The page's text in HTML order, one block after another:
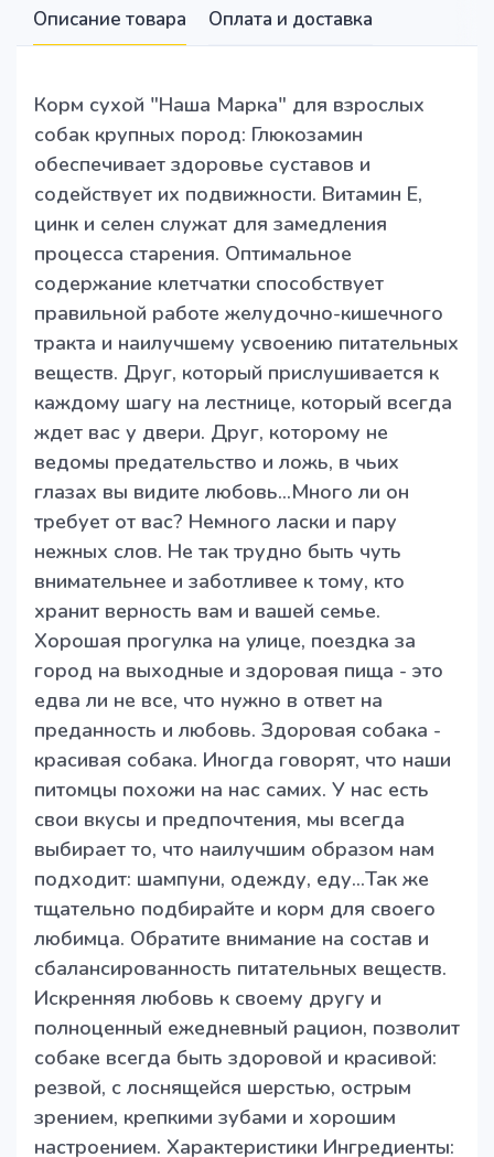
Описание товара Оплата и доставка
Корм сухой "Наша Марка" для взрослых
собак крупных пород: Глюкозамин
обеспечивает здоровье суставов и
содействует их подвижности. Витамин Е,
цинк и селен служат для замедления
процесса старения. Оптимальное
содержание клетчатки способствует
правильной работе желудочно-кишечного
тракта и наилучшему усвоению питательных
веществ. Друг, который прислушивается к
каждому шагу на лестнице, который всегда
ждет вас у двери. Друг, которому не
ведомы предательство и ложь, в чьих
глазах вы видите любовь…Много ли он
требует от вас? Немного ласки и пару
нежных слов. Не так трудно быть чуть
внимательнее и заботливее к тому, кто
хранит верность вам и вашей семье.
Хорошая прогулка на улице, поездка за
город на выходные и здоровая пища - это
едва ли не все, что нужно в ответ на
преданность и любовь. Здоровая собака -
красивая собака. Иногда говорят, что наши
питомцы похожи на нас самих. У нас есть
свои вкусы и предпочтения, мы всегда
выбирает то, что наилучшим образом нам
подходит: шампуни, одежду, еду…Так же
тщательно подбирайте и корм для своего
любимца. Обратите внимание на состав и
сбалансированность питательных веществ.
Искренняя любовь к своему другу и
полноценный ежедневный рацион, позволит
собаке всегда быть здоровой и красивой:
резвой, с лоснящейся шерстью, острым
зрением, крепкими зубами и хорошим
настроением. Характеристики Ингредиенты: